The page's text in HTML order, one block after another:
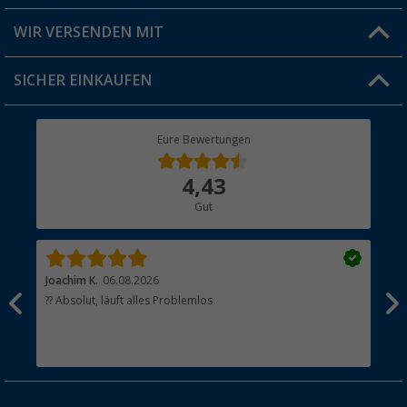
Jobs & Karriere
Versandinformationen
Rücksendung
WIR VERSENDEN MIT
SICHER EINKAUFEN
Eure Bewertungen
4,43
Gut
Joachim K. 06.08.2026
?? Absolut, läuft alles Problemlos